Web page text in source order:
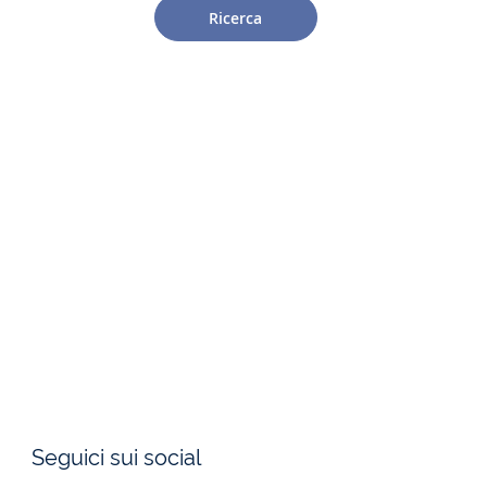
Ricerca
Seguici sui social